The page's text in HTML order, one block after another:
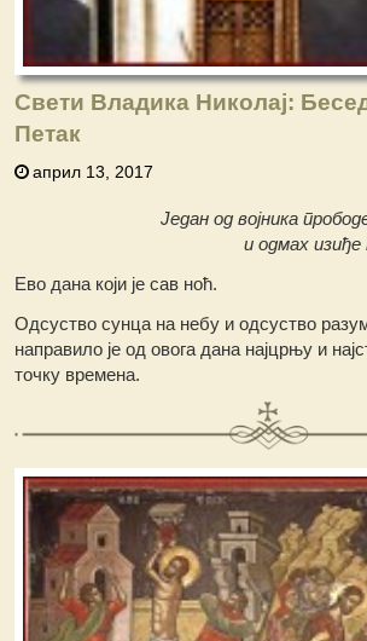
Свети Владика Николај:
Петак
април 13, 2017
Један од војника
и одмах изиђе
Ево дана који је сав ноћ.
Одсуство сунца на небу и одсуство
направило је од овога дана најцрњу и
точку времена.